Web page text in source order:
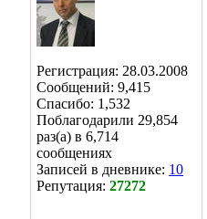
Регистрация: 28.03.2008
Сообщений: 9,415
Спасибо: 1,532
Поблагодарили 29,854
раз(а) в 6,714
сообщениях
Записей в дневнике: 10
Репутация: 27272